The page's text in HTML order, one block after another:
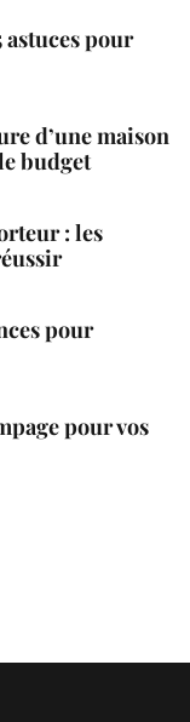
pour
d’une maison
budget
: les
pour
pour vos